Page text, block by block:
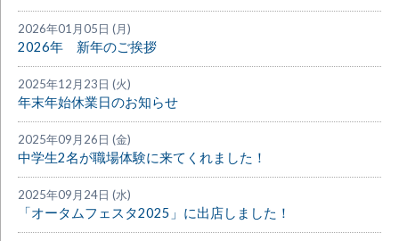
2026年01月05日 (月)
2026年 新年のご挨拶
2025年12月23日 (火)
年末年始休業日のお知らせ
2025年09月26日 (金)
中学生2名が職場体験に来てくれました！
2025年09月24日 (水)
「オータムフェスタ2025」に出店しました！